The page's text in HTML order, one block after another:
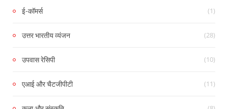
ई-कॉमर्स (1)
उत्तर भारतीय व्यंजन (28)
उपवास रेसिपी (10)
एआई और चैटजीपीटी (11)